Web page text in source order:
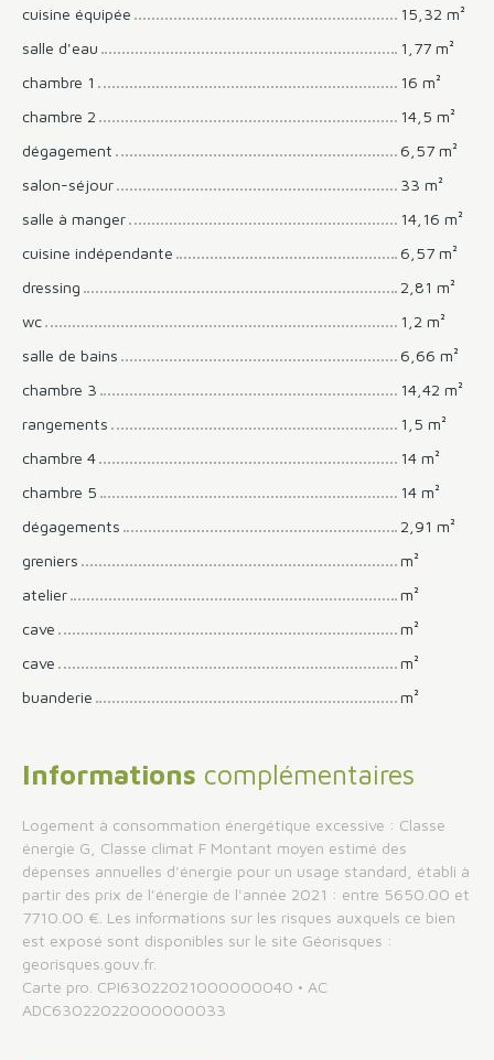
cuisine équipée
15,32 m²
salle d'eau
1,77 m²
chambre 1
16 m²
chambre 2
14,5 m²
dégagement
6,57 m²
salon-séjour
33 m²
salle à manger
14,16 m²
cuisine indépendante
6,57 m²
dressing
2,81 m²
wc
1,2 m²
salle de bains
6,66 m²
chambre 3
14,42 m²
rangements
1,5 m²
chambre 4
14 m²
chambre 5
14 m²
dégagements
2,91 m²
greniers
m²
atelier
m²
cave
m²
cave
m²
buanderie
m²
Informations complémentaires
Logement à consommation énergétique excessive : Classe
énergie G, Classe climat F Montant moyen estimé des
dépenses annuelles d'énergie pour un usage standard, établi à
partir des prix de l'énergie de l'année 2021 : entre 5650.00 et
7710.00 €. Les informations sur les risques auxquels ce bien
est exposé sont disponibles sur le site Géorisques :
georisques.gouv.fr.
Carte pro. CPI63022021000000040 • AC
ADC63022022000000033